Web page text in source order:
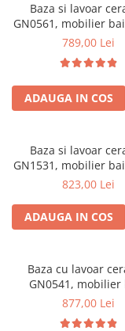
Scaune gradinita
Set mese si scaune
Mobilier copii
Mobila camera copii
Scaune birou
Paturi copii
Masa si scaune
Seturi comode
Baza si lavoar
GN0561, mobilier
70 cm, front MDF,
alb/antracit
789,00 Lei
ADAUGA IN COS
Baza si lavoar
GN1531, mobilier
55 cm, front MDF, 2
picioare cromate
alb
823,00 Lei
ADAUGA IN COS
Baza cu lavoar
GN0541, mobilier
suspendat 60 cm,
877,00 Lei